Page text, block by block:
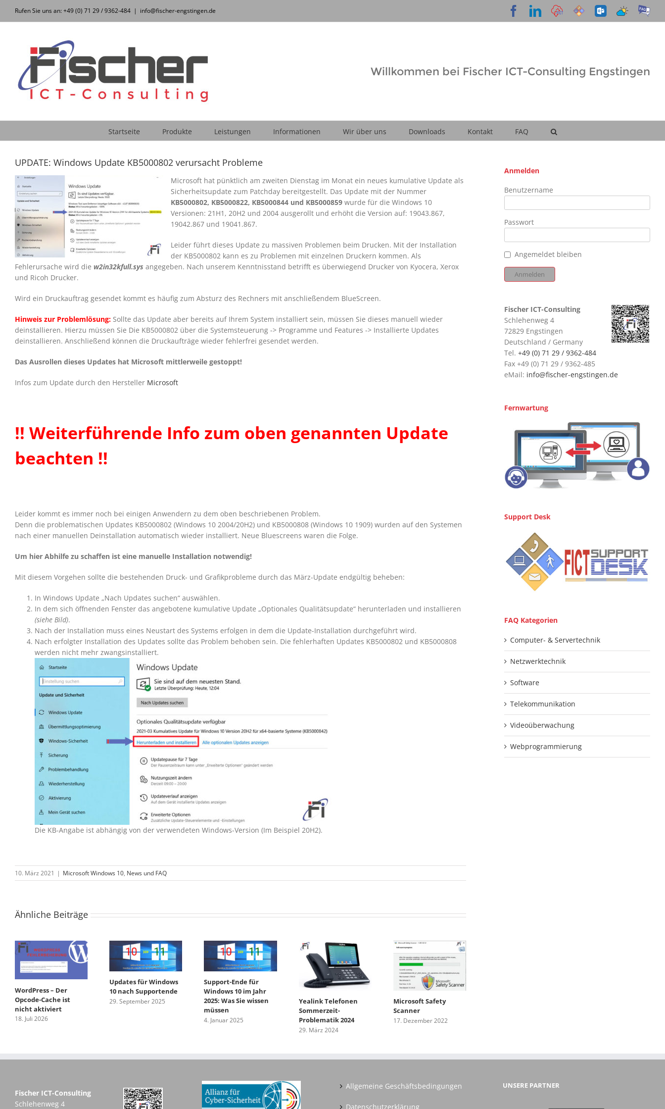
Inhalt
Rufen Sie uns an: +49 (0) 71 29 / 9362-484 | info@fischer-engstingen.de Facebook
LinkedIn
CloudSupport
Desk
OWAWetter
FAQ
Willkommen bei Fischer ICT-Consulting Engstingen
Startseite Produkte Leistungen Informationen Wir über uns Downloads Kontakt FAQ
UPDATE: Windows Update KB5000802 verursacht Probleme
Microsoft hat pünktlich am zweiten Dienstag im Monat ein neues kumulative Update als
Sicherheitsupdate zum Patchday bereitgestellt. Das Update mit der Nummer
KB5000802, KB5000822, KB5000844 und KB5000859wurde für die Windows 10
Versionen: 21H1, 20H2 und 2004 ausgerollt und erhöht die Version auf: 19043.867,
19042.867 und 19041.867.
Leider führt dieses Update zu massiven Problemen beim Drucken. Mit der Installation
der KB5000802 kann es zu Problemen mit einzelnen Druckern kommen. Als
Fehlerursache wird die w2in32kfull.sys angegeben. Nach unserem Kenntnisstand betrifft es überwiegend Drucker von Kyocera, Xerox
und Ricoh Drucker.
Wird ein Druckauftrag gesendet kommt es häufig zum Absturz des Rechners mit anschließendem BlueScreen.
Hinweis zur Problemlösung:Sollte das Update aber bereits auf Ihrem System installiert sein, müssen Sie dieses manuell wieder
deinstallieren. Hierzu müssen Sie Die KB5000802 über die Systemsteuerung -> Programme und Features -> Installierte Updates
deinstallieren. Anschließend können die Druckaufträge wieder fehlerfrei gesendet werden.
Das Ausrollen dieses Updates hat Microsoft mittlerweile gestoppt!
Infos zum Update durch den Hersteller Microsoft
!! Weiterführende Info zum oben genannten Update
beachten !!
Leider kommt es immer noch bei einigen Anwendern zu dem oben beschriebenen Problem.
Denn die problematischen Updates KB5000802 (Windows 10 2004/20H2) und KB5000808 (Windows 10 1909) wurden auf den Systemen
nach einer manuellen Deinstallation automatisch wieder installiert. Neue Bluescreens waren die Folge.
Um hier Abhilfe zu schaffen ist eine manuelle Installation notwendig!
Mit diesem Vorgehen sollte die bestehenden Druck- und Grafikprobleme durch das März-Update endgültig beheben:
In Windows Update „Nach Updates suchen“ auswählen.
In dem sich öffnenden Fenster das angebotene kumulative Update „Optionales Qualitätsupdate“ herunterladen und installieren
(siehe Bild).
Nach der Installation muss eines Neustart des Systems erfolgen in dem die Update-Installation durchgeführt wird.
Nach erfolgter Installation des Updates sollte das Problem behoben sein. Die fehlerhaften Updates KB5000802 und KB5000808
werden nicht mehr zwangsinstalliert.
Die KB-Angabe ist abhängig von der verwendeten Windows-Version (Im Beispiel 20H2).
10. März 2021 | Microsoft Windows 10, News und FAQ
Ähnliche Beiträge
WordPress – Der
Opcode-Cache ist
nicht aktiviert
18. Juli 2026
Updates für Windows
10 nach Supportende
29. September 2025
Support-Ende für
Windows 10 im Jahr
2025: Was Sie wissen
müssen
4. Januar 2025
Yealink Telefonen
Sommerzeit-
Problematik 2024
29. März 2024
Microsoft Safety
Scanner
17. Dezember 2022
Anmelden
Benutzername
Passwort
Angemeldet bleiben
Fischer ICT-Consulting
Schlehenweg 4
72829 Engstingen
Deutschland / Germany
Tel. +49 (0) 71 29 / 9362-484
Fax +49 (0) 71 29 / 9362-485
eMail: info@fischer-engstingen.de
Fernwartung
Support Desk
FAQ Kategorien
Computer- & Servertechnik
Netzwerktechnik
Software
Telekommunikation
Videoüberwachung
Webprogrammierung
Fischer ICT-Consulting
Schlehenweg 4
Allgemeine Geschäftsbedingungen
Datenschutzerklärung
UNSERE PARTNER